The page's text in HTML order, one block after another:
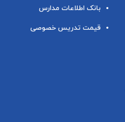
بانک اطلاعات مدارس
قیمت تدریس خصوصی